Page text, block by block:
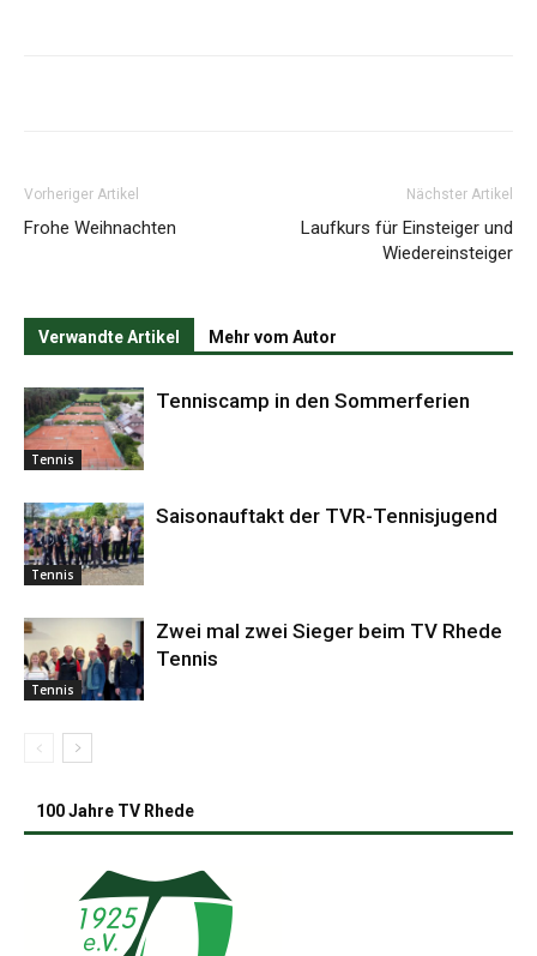
Vorheriger Artikel
Frohe Weihnachten
Nächster Artikel
Laufkurs für Einsteiger und
Wiedereinsteiger
Verwandte Artikel Mehr vom Autor
Tennis
Tenniscamp in den Sommerferien
Tennis
Saisonauftakt der TVR-Tennisjugend
Tennis
Zwei mal zwei Sieger beim TV Rhede
Tennis
100 Jahre TV Rhede